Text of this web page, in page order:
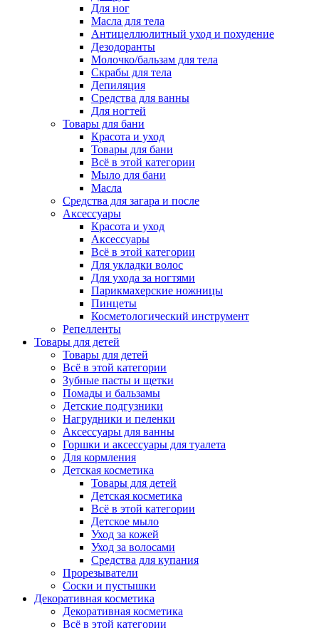
Для ног
Масла для тела
Антицеллюлитный уход и похудение
Дезодоранты
Молочко/бальзам для тела
Скрабы для тела
Депиляция
Средства для ванны
Для ногтей
Товары для бани
Красота и уход
Товары для бани
Всё в этой категории
Мыло для бани
Масла
Средства для загара и после
Аксессуары
Красота и уход
Аксессуары
Всё в этой категории
Для укладки волос
Для ухода за ногтями
Парикмахерские ножницы
Пинцеты
Косметологический инструмент
Репелленты
Товары для детей
Товары для детей
Всё в этой категории
Зубные пасты и щетки
Помады и бальзамы
Детские подгузники
Нагрудники и пеленки
Аксессуары для ванны
Горшки и аксессуары для туалета
Для кормления
Детская косметика
Товары для детей
Детская косметика
Всё в этой категории
Детское мыло
Уход за кожей
Уход за волосами
Средства для купания
Прорезыватели
Соски и пустышки
Декоративная косметика
Декоративная косметика
Всё в этой категории